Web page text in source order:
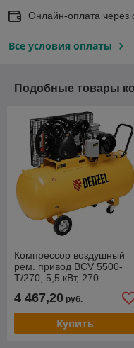
Онлайн-оплата
Все условия оплаты
Подобные товары
Компрессор воздушный
рем. привод BCV 5500-
T/270, 5,5 кВт, 270
литров, 850 л/мин Denzel
4 467,20 руб.
Купить